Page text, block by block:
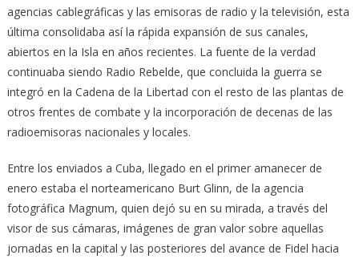
agencias cablegráficas y las emisoras de radio y la televisión, esta
última consolidaba así la rápida expansión de sus canales,
abiertos en la Isla en años recientes. La fuente de la verdad
continuaba siendo Radio Rebelde, que concluida la guerra se
integró en la Cadena de la Libertad con el resto de las plantas de
otros frentes de combate y la incorporación de decenas de las
radioemisoras nacionales y locales.
Entre los enviados a Cuba, llegado en el primer amanecer de
enero estaba el norteamericano Burt Glinn, de la agencia
fotográfica Magnum, quien dejó su en su mirada, a través del
visor de sus cámaras, imágenes de gran valor sobre aquellas
jornadas en la capital y las posteriores del avance de Fidel hacia